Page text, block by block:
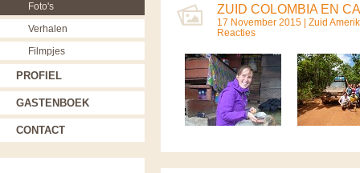
ZUID COLOMBIA EN
17 November 2015 | Zuid
Reacties
Foto's
Verhalen
Filmpjes
PROFIEL
GASTENBOEK
CONTACT